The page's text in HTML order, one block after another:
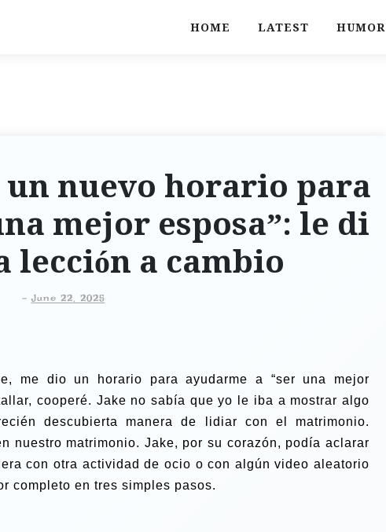
HOME LATEST HUMOR
nuevo horario para
mejor esposa”: le di
lección a cambio
-June 22, 2025
me dio un horario para ayudarme a “ser una mejor
cooperé. Jake no sabía que yo le iba a mostrar algo
descubierta manera de lidiar con el matrimonio.
nuestro matrimonio. Jake, por su corazón, podía aclarar
con otra actividad de ocio o con algún video aleatorio
completo en tres simples pasos.